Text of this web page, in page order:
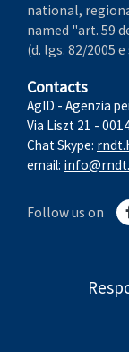
national,
named "art. 59
(d. lgs. 82/2005
Contacts
AgID - Agenzia
Via Liszt 21 -
Chat Skype:
email:
Follow us on